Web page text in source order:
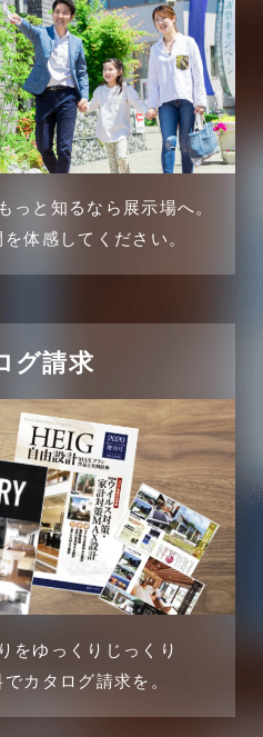
よくある質問
っと知るなら展示場へ。
体感してください。
グ請求
をゆっくりじっくり
カタログ請求を。